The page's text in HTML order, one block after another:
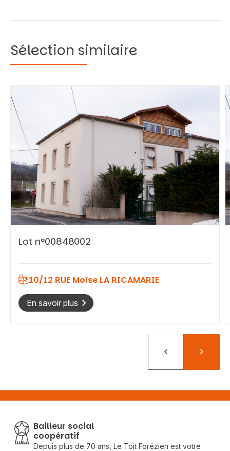
Vous recherchez&nbsp;:
Sélection similaire
Lot n°00848002
10/12 RUE Moïse LA RICAMARIE
En savoir plus
PrécédentSuivant
Bailleur social
coopératif
Depuis plus de 70 ans, Le Toit Forézien est votre